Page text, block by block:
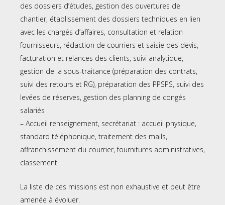
des dossiers d’études, gestion des ouvertures de
chantier, établissement des dossiers techniques en lien
avec les chargés d’affaires, consultation et relation
fournisseurs, rédaction de courriers et saisie des devis,
facturation et relances des clients, suivi analytique,
gestion de la sous-traitance (préparation des contrats,
suivi des retours et RG), préparation des PPSPS, suivi des
levées de réserves, gestion des planning de congés
salariés
– Accueil renseignement, secrétariat : accueil physique,
standard téléphonique, traitement des mails,
affranchissement du courrier, fournitures administratives,
classement
La liste de ces missions est non exhaustive et peut être
amenée à évoluer.